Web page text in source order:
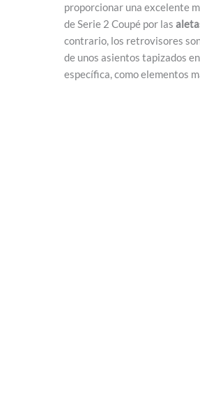
proporcionar una excelente
de Serie 2 Coupé por las
contrario, los retrovisores
de unos asientos tapizados
específica, como elementos